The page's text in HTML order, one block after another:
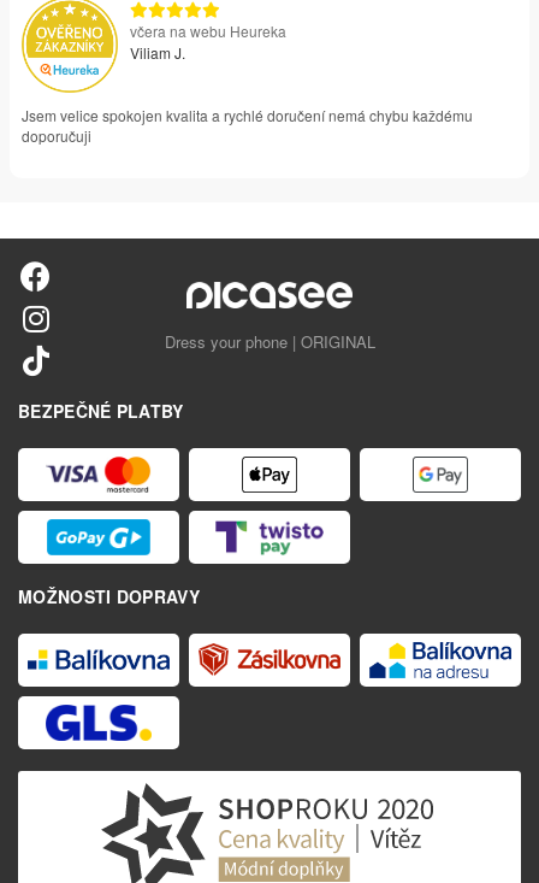
včera na webu Heureka
Viliam J.
Jsem velice spokojen kvalita a rychlé doručení nemá chybu každému
doporučuji
Dress your phone | ORIGINAL
BEZPEČNÉ PLATBY
MOŽNOSTI DOPRAVY